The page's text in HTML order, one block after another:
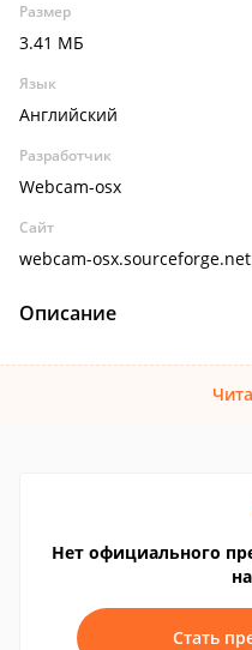
Размер
3.41 МБ
Язык
Английский
Разработчик
Webcam-osx
Сайт
webcam-osx.sourceforge.net
Описание
Нет официального
Стать